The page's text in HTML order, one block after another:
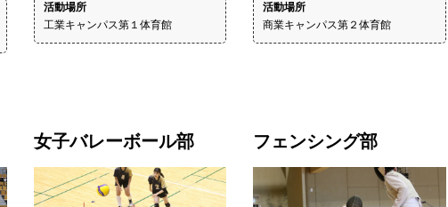
活動場所
工業キャンパス第１体育館
活動場所
商業キャンパス第２体育館
女子バレーボール部 フェンシング部